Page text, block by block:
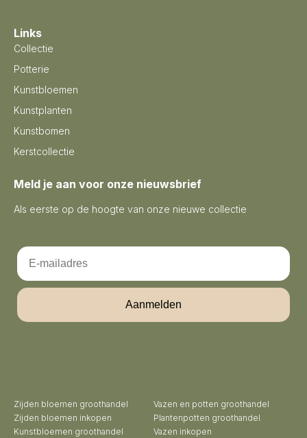
Links
Collectie
Potterie
Kunstbloemen
Kunstplanten
Kunstbomen
Kerstcollectie
Meld je aan voor onze nieuwsbrief
Als eerste op de hoogte van onze nieuwe collectie
Email
Aanmelden
Zijden bloemen groothandel
Zijden bloemen inkopen
Kunstbloemen groothandel
Vazen en potten groothandel
Plantenpotten groothandel
Vazen inkopen